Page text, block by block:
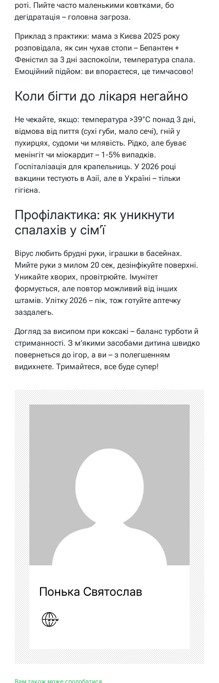
роті. Пийте часто маленькими ковтками, бо
дегідратація – головна загроза.
Приклад з практики: мама з Києва 2025 року
розповідала, як син чухав стопи – Бепантен +
Феністил за 3 дні заспокоїли, температура спала.
Емоційний підйом: ви впораєтеся, це тимчасово!
Коли бігти до лікаря негайно
Не чекайте, якщо: температура >39°C понад 3 дні,
відмова від пиття (сухі губи, мало сечі), гній у
пухирцях, судоми чи млявість. Рідко, але буває
менінгіт чи міокардит – 1-5% випадків.
Госпіталізація для крапельниць. У 2026 році
вакцини тестують в Азії, але в Україні – тільки
гігієна.
Профілактика: як уникнути
спалахів у сім’ї
Вірус любить брудні руки, іграшки в басейнах.
Мийте руки з милом 20 сек, дезінфікуйте поверхні.
Уникайте хворих, провітрюйте. Імунітет
формується, але повтор можливий від інших
штамів. Улітку 2026 – пік, тож готуйте аптечку
заздалегь.
Догляд за висипом при коксакі – баланс турботи й
стриманності. З м’якими засобами дитина швидко
повернеться до ігор, а ви – з полегшенням
видихнете. Тримайтеся, все буде супер!
Понька Святослав
Вам також може сподобатися